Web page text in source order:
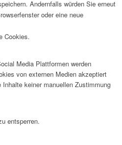
Andernfalls würden Sie erneut
oder eine neue
Cookies.
Media Plattformen werden
von externen Medien akzeptiert
keiner manuellen Zustimmung
entsperren.